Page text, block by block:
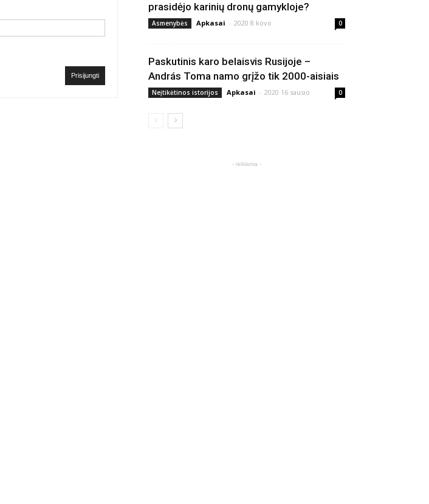
Prisijungti
prasidėjo karinių dronų gamykloje?
Asmenybės Apkasai - 2020 8 kovo 0
Paskutinis karo belaisvis Rusijoje –
András Toma namo grįžo tik 2000-aisiais
Neįtikėtinos istorijos Apkasai - 2020 16 sausio 0
- reklama -